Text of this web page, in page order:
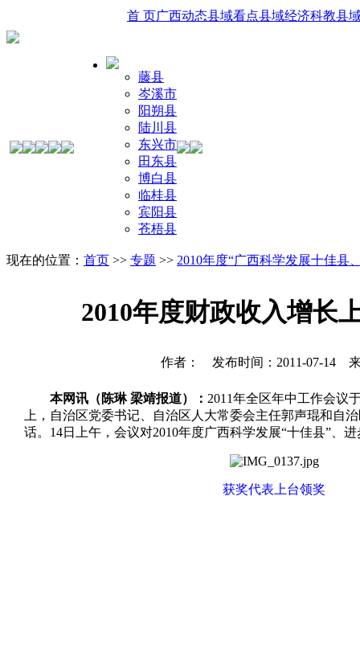
首 页广西动态县域看点县域经济科教县
藤县
岑溪市
阳朔县
陆川县
东兴市
田东县
博白县
临桂县
宾阳县
苍梧县
现在的位置： 首页 >> 专题 >> 2010年度“广西科学发展十佳县
2010年度财政收入增长
作者： 发布时间：2011-07-14
本网讯（陈琳 梁靖报道）： 2011年全区年中工作会议
上，自治区党委书记、自治区人大常委会主任郭声琨和自
话。14日上午，会议对2010年度广西科学发展“十佳县”、
获奖代表上台领奖